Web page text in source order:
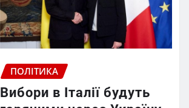
ПОЛІТИКА
Вибори в Італії будуть